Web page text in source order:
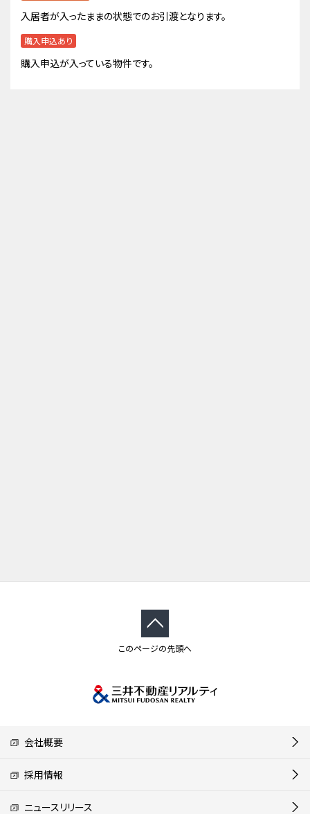
入居者が入ったままの状態でのお引渡となります。
購入申込あり
購入申込が入っている物件です。
このページの先頭へ
会社概要
採用情報
ニュースリリース